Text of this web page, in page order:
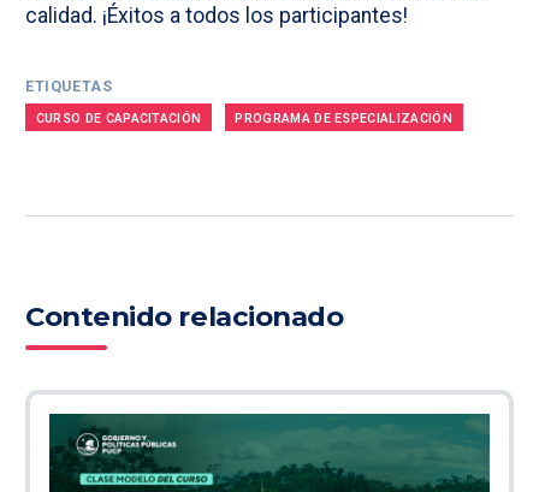
calidad. ¡Éxitos a todos los participantes!
ETIQUETAS
CURSO DE CAPACITACIÓN PROGRAMA DE ESPECIALIZACIÓN
Contenido relacionado